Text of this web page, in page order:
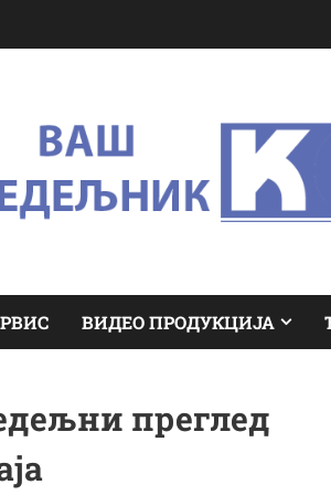
ВИДЕО ПРОДУКЦИЈА
преглед